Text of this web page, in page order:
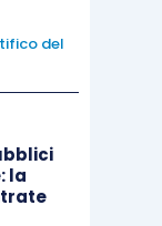
del
la